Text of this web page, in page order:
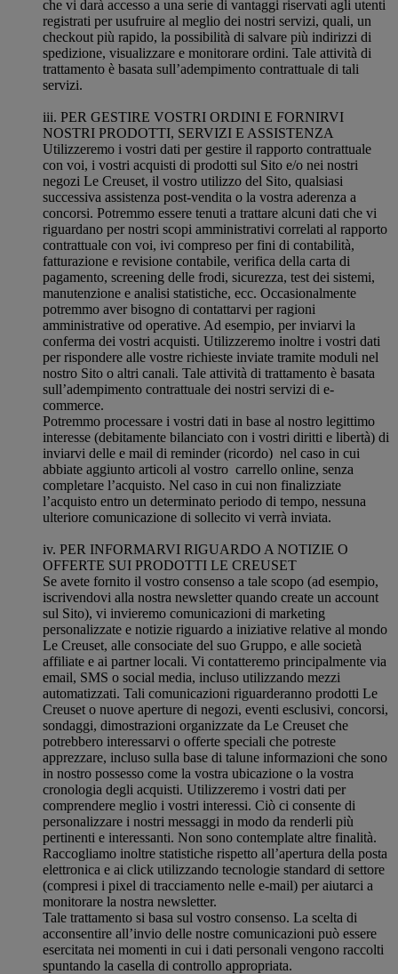
che vi darà accesso a una serie di vantaggi riservati agli utenti
registrati per usufruire al meglio dei nostri servizi, quali, un
checkout più rapido, la possibilità di salvare più indirizzi di
spedizione, visualizzare e monitorare ordini. Tale attività di
trattamento è basata sull’adempimento contrattuale di tali
servizi.
iii. PER GESTIRE VOSTRI ORDINI E FORNIRVI
NOSTRI PRODOTTI, SERVIZI E ASSISTENZA
Utilizzeremo i vostri dati per gestire il rapporto contrattuale
con voi, i vostri acquisti di prodotti sul Sito e/o nei nostri
negozi Le Creuset, il vostro utilizzo del Sito, qualsiasi
successiva assistenza post-vendita o la vostra aderenza a
concorsi. Potremmo essere tenuti a trattare alcuni dati che vi
riguardano per nostri scopi amministrativi correlati al rapporto
contrattuale con voi, ivi compreso per fini di contabilità,
fatturazione e revisione contabile, verifica della carta di
pagamento, screening delle frodi, sicurezza, test dei sistemi,
manutenzione e analisi statistiche, ecc. Occasionalmente
potremmo aver bisogno di contattarvi per ragioni
amministrative od operative. Ad esempio, per inviarvi la
conferma dei vostri acquisti. Utilizzeremo inoltre i vostri dati
per rispondere alle vostre richieste inviate tramite moduli nel
nostro Sito o altri canali. Tale attività di trattamento è basata
sull’adempimento contrattuale dei nostri servizi di e-
commerce.
Potremmo processare i vostri dati in base al nostro legittimo
interesse (debitamente bilanciato con i vostri diritti e libertà) di
inviarvi delle e mail di reminder (ricordo) nel caso in cui
abbiate aggiunto articoli al vostro carrello online, senza
completare l’acquisto. Nel caso in cui non finalizziate
l’acquisto entro un determinato periodo di tempo, nessuna
ulteriore comunicazione di sollecito vi verrà inviata.
iv. PER INFORMARVI RIGUARDO A NOTIZIE O
OFFERTE SUI PRODOTTI LE CREUSET
Se avete fornito il vostro consenso a tale scopo (ad esempio,
iscrivendovi alla nostra newsletter quando create un account
sul Sito), vi invieremo comunicazioni di marketing
personalizzate e notizie riguardo a iniziative relative al mondo
Le Creuset, alle consociate del suo Gruppo, e alle società
affiliate e ai partner locali. Vi contatteremo principalmente via
email, SMS o social media, incluso utilizzando mezzi
automatizzati. Tali comunicazioni riguarderanno prodotti Le
Creuset o nuove aperture di negozi, eventi esclusivi, concorsi,
sondaggi, dimostrazioni organizzate da Le Creuset che
potrebbero interessarvi o offerte speciali che potreste
apprezzare, incluso sulla base di talune informazioni che sono
in nostro possesso come la vostra ubicazione o la vostra
cronologia degli acquisti. Utilizzeremo i vostri dati per
comprendere meglio i vostri interessi. Ciò ci consente di
personalizzare i nostri messaggi in modo da renderli più
pertinenti e interessanti. Non sono contemplate altre finalità.
Raccogliamo inoltre statistiche rispetto all’apertura della posta
elettronica e ai click utilizzando tecnologie standard di settore
(compresi i pixel di tracciamento nelle e-mail) per aiutarci a
monitorare la nostra newsletter.
Tale trattamento si basa sul vostro consenso. La scelta di
acconsentire all’invio delle nostre comunicazioni può essere
esercitata nei momenti in cui i dati personali vengono raccolti
spuntando la casella di controllo appropriata.